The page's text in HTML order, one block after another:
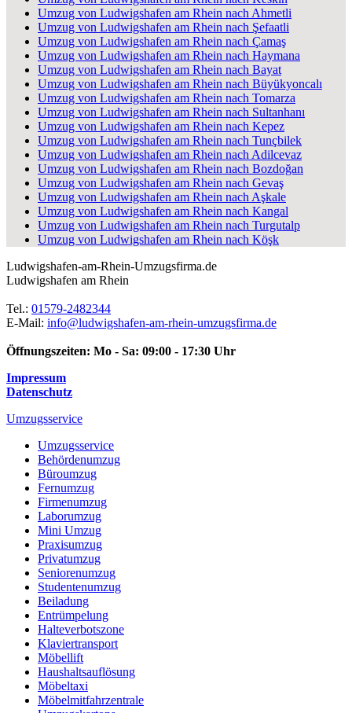
Umzug von Ludwigshafen am Rhein nach Ahmetli
Umzug von Ludwigshafen am Rhein nach Şefaatli
Umzug von Ludwigshafen am Rhein nach Çamaş
Umzug von Ludwigshafen am Rhein nach Haymana
Umzug von Ludwigshafen am Rhein nach Bayat
Umzug von Ludwigshafen am Rhein nach Büyükyoncalı
Umzug von Ludwigshafen am Rhein nach Tomarza
Umzug von Ludwigshafen am Rhein nach Sultanhanı
Umzug von Ludwigshafen am Rhein nach Kepez
Umzug von Ludwigshafen am Rhein nach Tunçbilek
Umzug von Ludwigshafen am Rhein nach Adilcevaz
Umzug von Ludwigshafen am Rhein nach Bozdoğan
Umzug von Ludwigshafen am Rhein nach Gevaş
Umzug von Ludwigshafen am Rhein nach Aşkale
Umzug von Ludwigshafen am Rhein nach Kangal
Umzug von Ludwigshafen am Rhein nach Turgutalp
Umzug von Ludwigshafen am Rhein nach Köşk
Ludwigshafen-am-Rhein-Umzugsfirma.de
Ludwigshafen am Rhein
Tel.: 01579-2482344
E-Mail: info@ludwigshafen-am-rhein-umzugsfirma.de
Öffnungszeiten: Mo - Sa: 09:00 - 17:30 Uhr
Impressum
Datenschutz
Umzugsservice
Umzugsservice
Behördenumzug
Büroumzug
Fernumzug
Firmenumzug
Laborumzug
Mini Umzug
Praxisumzug
Privatumzug
Seniorenumzug
Studentenumzug
Beiladung
Entrümpelung
Halteverbotszone
Klaviertransport
Möbellift
Haushaltsauflösung
Möbeltaxi
Möbelmitfahrzentrale